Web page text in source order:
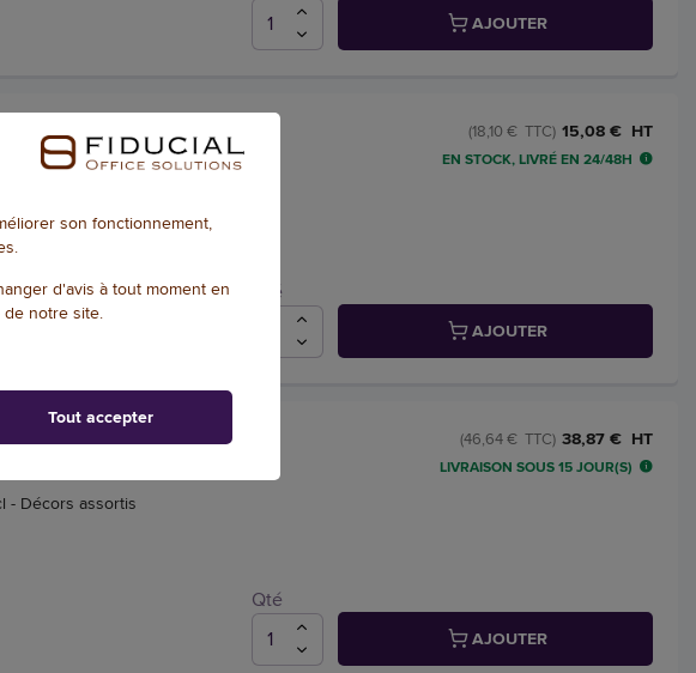
AJOUTER
cl - coloris assortis
assortis
15,08 € HT
(18,10 € TTC)
EN STOCK, LIVRÉ EN 24/48H
Qté
AJOUTER
cl - Décors assortis
- Décors assortis
38,87 € HT
(46,64 € TTC)
LIVRAISON SOUS 15 JOUR(S)
Qté
AJOUTER
son fonctionnement,
d'avis à tout moment en
notre site.
Tout accepter